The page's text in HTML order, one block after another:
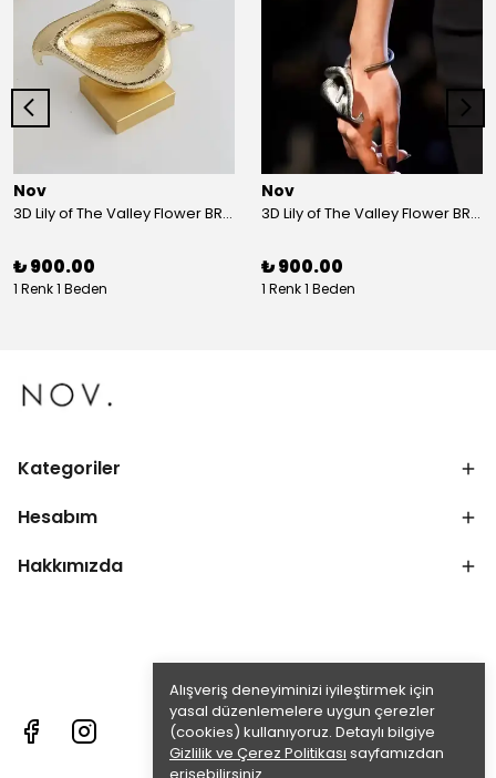
Alışveriş deneyiminizi iyileştirmek için
yasal düzenlemelere uygun çerezler
(cookies) kullanıyoruz. Detaylı bilgiye
Gizlilik ve Çerez Politikası sayfamızdan
Nov
3D Lily of The Valley Flower BRACELET G
₺ 900.00
1 Renk 1 Beden
Nov
3D Lily of The Valley Flower BRACELET S
₺ 900.00
1 Renk 1 Beden
Kategoriler
Hesabım
Hakkımızda